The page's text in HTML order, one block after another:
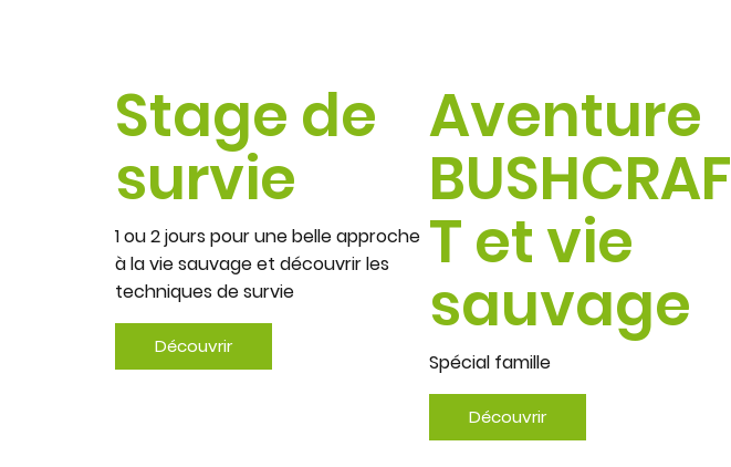
Stage de
survie
1 ou 2 jours pour une belle approche
à la vie sauvage et découvrir les
techniques de survie
Découvrir
Aventure
BUSHCRAF
T et vie
sauvage
Spécial famille
Découvrir